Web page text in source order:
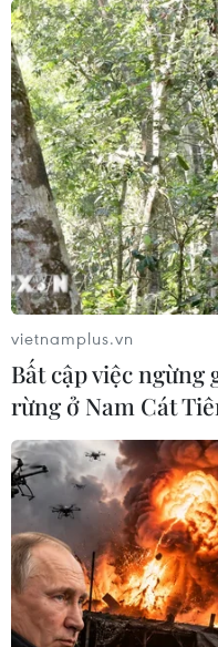
vietnamplus.vn
Bất cập việc ngừng
rừng ở Nam Cát